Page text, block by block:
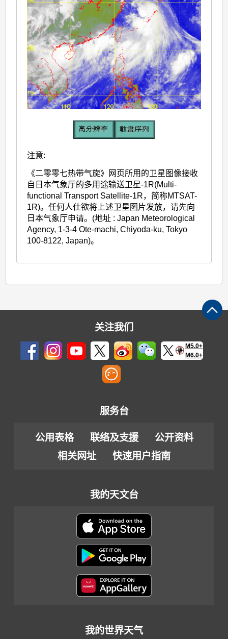
注意:
《二零零七热带气旋》网页所用的卫星图像接收
自日本气象厅的多用途输送卫星-1R(Multi-
functional Transport Satellite-1R，简称MTSAT-
1R)。任何人仕欲将上述卫星图片发放，请先向
日本气象厅申请。(地址 : Japan Meteorological
Agency, 1-3-4 Ote-machi, Chiyoda-ku, Tokyo
100-8122, Japan)。
关注我们
M5.0+
M6.0+
服务台
公用表格 联络及支援
公开资料
相关网址
快速用户指南
我的天文台
我的世界天气